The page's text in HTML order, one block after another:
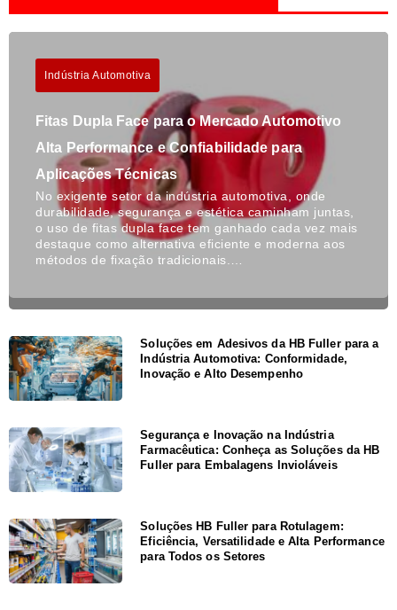
Indústria Automotiva
Fitas Dupla Face para o Mercado Automotivo
Alta Performance e Confiabilidade para
Aplicações Técnicas
No exigente setor da indústria automotiva, onde
durabilidade, segurança e estética caminham juntas,
o uso de fitas dupla face tem ganhado cada vez mais
destaque como alternativa eficiente e moderna aos
métodos de fixação tradicionais.…
Soluções em Adesivos da HB Fuller para a
Indústria Automotiva: Conformidade,
Inovação e Alto Desempenho
Segurança e Inovação na Indústria
Farmacêutica: Conheça as Soluções da HB
Fuller para Embalagens Invioláveis
Soluções HB Fuller para Rotulagem:
Eficiência, Versatilidade e Alta Performance
para Todos os Setores